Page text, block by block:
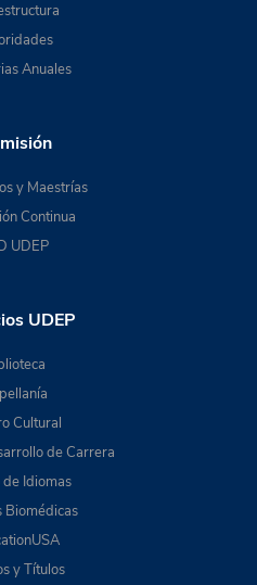
Anuales
y Maestrías
Continua
UDEP
UDEP
Cultural
de Carrera
Idiomas
Biomédicas
y Títulos